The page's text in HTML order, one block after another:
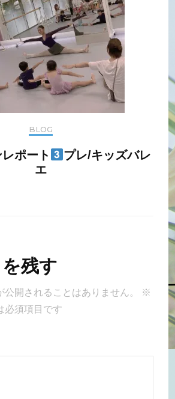
BLOG
ポート
プレ/キッズバレ
エ
残す
公開されることはありません。
※
必須項目です